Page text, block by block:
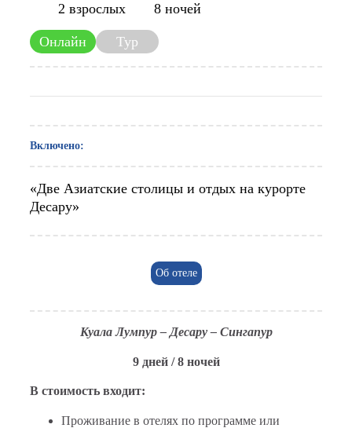
2 взрослых
8 ночей
Онлайн Тур
Включено:
«Две Азиатские столицы и отдых на курорте
Десару»
Об отеле
Куала Лумпур – Десару – Сингапур
9 дней / 8 ночей
В стоимость входит:
Проживание в отелях по программе или